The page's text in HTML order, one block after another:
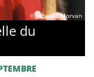
© Jacques Morvan
du